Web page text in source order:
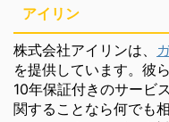
アイリン
株式会社アイリンは、
を提供しています。彼
10年保証付きのサービ
関することなら何でも